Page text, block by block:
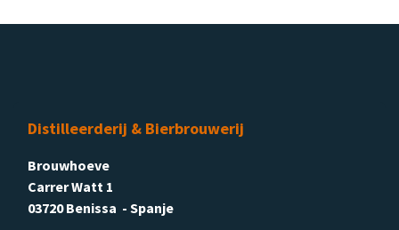
Distilleerderij & Bierbrouwerij
Brouwhoeve
Carrer Watt 1
03720 Benissa - Spanje